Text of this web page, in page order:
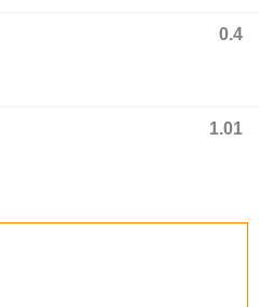
0.4
1.01